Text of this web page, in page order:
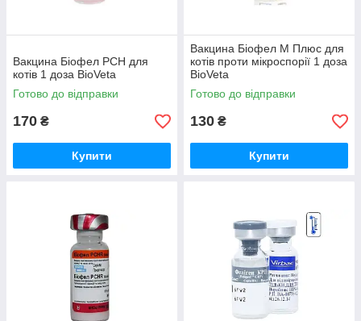
Вакцина Біофел PCH для
котів 1 доза BioVeta
Готово до відправки
170 ₴
Купити
Вакцина Біофел M Плюс для
котів проти мікроспорії 1 доза
BioVeta
Готово до відправки
130 ₴
Купити